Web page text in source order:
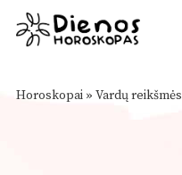
Horoskopai » Vardų reikšmės